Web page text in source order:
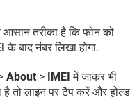
तरीका है कि फोन को
के बाद नंबर लिखा होगा.
About > IMEI में जाकर भी
तो लाइन पर टैप करें और होल्ड